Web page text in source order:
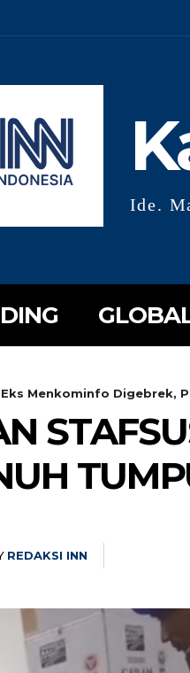
Ide.
Menkominfo Digebrek,
REDAKSI INN